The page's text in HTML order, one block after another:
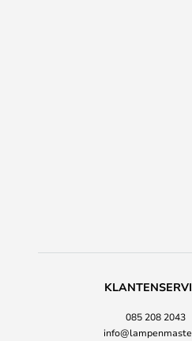
085 208 2043